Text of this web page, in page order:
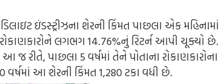
ઇંડસ્ટ્રીઝના શેરની કિંમત પાછલા એક મહિનામાં
લગભગ 14.76%નું રિટર્ન આપી ચૂક્યો છે.
રીતે, પાછલા 5 વર્ષમાં તેને પોતાના રોકાણકારોના
આ શેરની કિંમત 1,280 ટકા વધી છે.